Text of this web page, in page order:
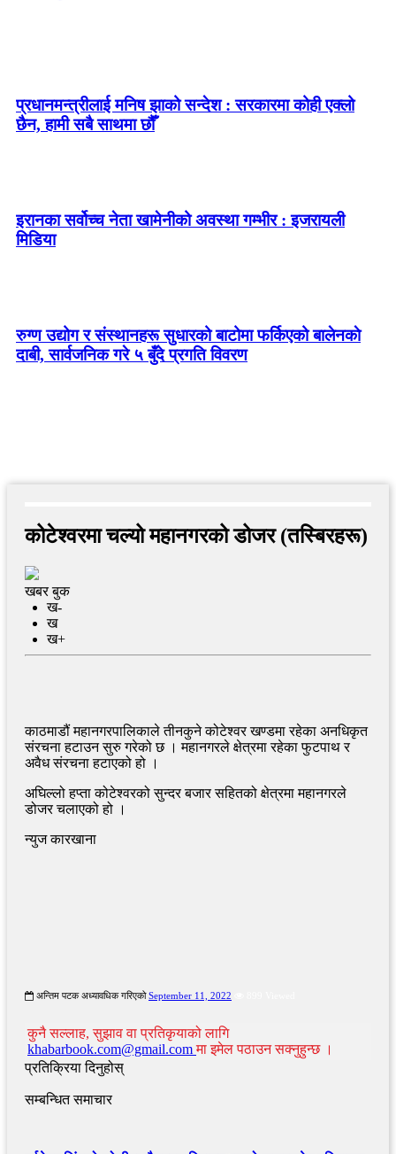
प्रधानमन्त्रीलाई मनिष झाको सन्देश : सरकारमा कोही एक्लो
छैन, हामी सबै साथमा छौँ
इरानका सर्वोच्च नेता खामेनीको अवस्था गम्भीर : इजरायली
मिडिया
रुग्ण उद्योग र संस्थानहरू सुधारको बाटोमा फर्किएको बालेनकाे
दाबी, सार्वजनिक गरे ५ बुँदे प्रगति विवरण
कोटेश्वरमा चल्यो महानगरको डोजर (तस्बिरहरू)
खबर बुक
ख-
ख
ख+
काठमाडौं महानगरपालिकाले तीनकुने कोटेश्वर खण्डमा रहेका अनधिकृत
संरचना हटाउन सुरु गरेको छ । महानगरले क्षेत्रमा रहेका फुटपाथ र
अवैध संरचना हटाएको हो ।
अघिल्लो हप्ता कोटेश्वरको सुन्दर बजार सहितको क्षेत्रमा महानगरले
डोजर चलाएको हो ।
न्युज कारखाना
अन्तिम पटक अध्यावधिक गरिएको September 11, 2022
कुनै सल्लाह, सुझाव वा प्रतिकृयाको लागि
khabarbook.com@gmail.comमा इमेल पठाउन सक्नुहुन्छ ।
प्रतिक्रिया दिनुहोस्
सम्बन्धित समाचार